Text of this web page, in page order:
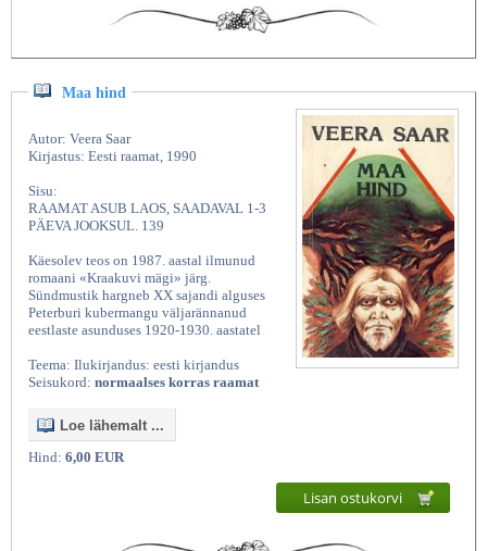
Maa hind
Autor: Veera Saar
Kirjastus: Eesti raamat, 1990
Sisu:
RAAMAT ASUB LAOS, SAADAVAL 1-3
PÄEVA JOOKSUL. 139
Käesolev teos on 1987. aastal ilmunud
romaani «Kraakuvi mägi» järg.
Sündmustik hargneb XX sajandi alguses
Peterburi kubermangu väljarännanud
eestlaste asunduses 1920-1930. aastatel
Teema: Ilukirjandus: eesti kirjandus
Seisukord: normaalses korras raamat
Loe lähemalt ...
Hind: 6,00 EUR
Lisan ostukorvi